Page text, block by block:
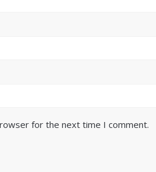
for the next time I comment.